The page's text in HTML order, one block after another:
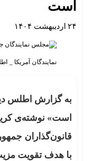
است
۲۴ اردیبهشت ۱۴۰۴
نمایندگان آمریکا _
به گزارش اطلس
قانون‌گذاران
با هدف تقویت